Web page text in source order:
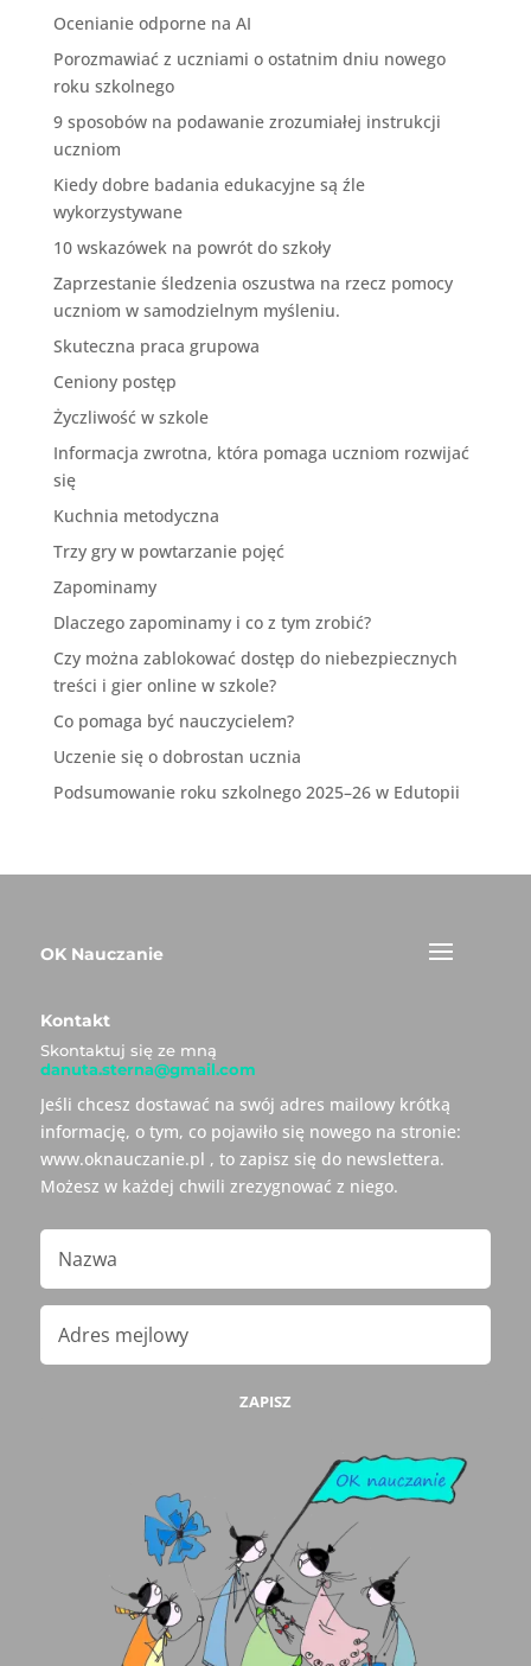
Ocenianie odporne na AI
Porozmawiać z uczniami o ostatnim dniu nowego
roku szkolnego
9 sposobów na podawanie zrozumiałej instrukcji
uczniom
Kiedy dobre badania edukacyjne są źle
wykorzystywane
10 wskazówek na powrót do szkoły
Zaprzestanie śledzenia oszustwa na rzecz pomocy
uczniom w samodzielnym myśleniu.
Skuteczna praca grupowa
Ceniony postęp
Życzliwość w szkole
Informacja zwrotna, która pomaga uczniom rozwijać
się
Kuchnia metodyczna
Trzy gry w powtarzanie pojęć
Zapominamy
Dlaczego zapominamy i co z tym zrobić?
Czy można zablokować dostęp do niebezpiecznych
treści i gier online w szkole?
Co pomaga być nauczycielem?
Uczenie się o dobrostan ucznia
Podsumowanie roku szkolnego 2025–26 w Edutopii
OK Nauczanie
Kontakt
Skontaktuj się ze mną
danuta.sterna@gmail.com
Jeśli chcesz dostawać na swój adres mailowy krótką
informację, o tym, co pojawiło się nowego na stronie:
www.oknauczanie.pl , to zapisz się do newslettera.
Możesz w każdej chwili zrezygnować z niego.
ZAPISZ